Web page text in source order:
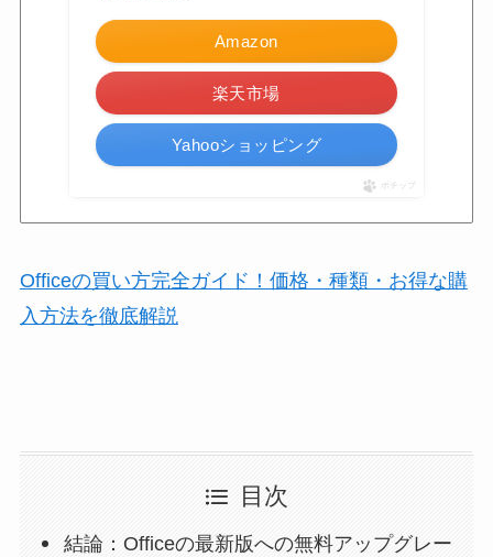
Amazon
楽天市場
Yahooショッピング
ポチップ
Officeの買い方完全ガイド！価格・種類・お得な購
入方法を徹底解説
目次
結論：Officeの最新版への無料アップグレー